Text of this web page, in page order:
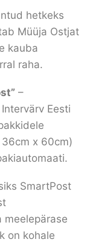
hetkeks
Müüja Ostjat
kauba
raha.
–
Eesti
x 60cm)
SmartPost
meelepärase
on kohale